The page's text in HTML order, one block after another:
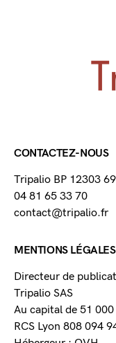
CONTACTEZ-NOUS
Tripalio BP 12303
04 81 65 33 70
contact@tripalio.fr
MENTIONS LÉGALES
Directeur de
Tripalio SAS
Au capital de 51
RCS Lyon 808 094